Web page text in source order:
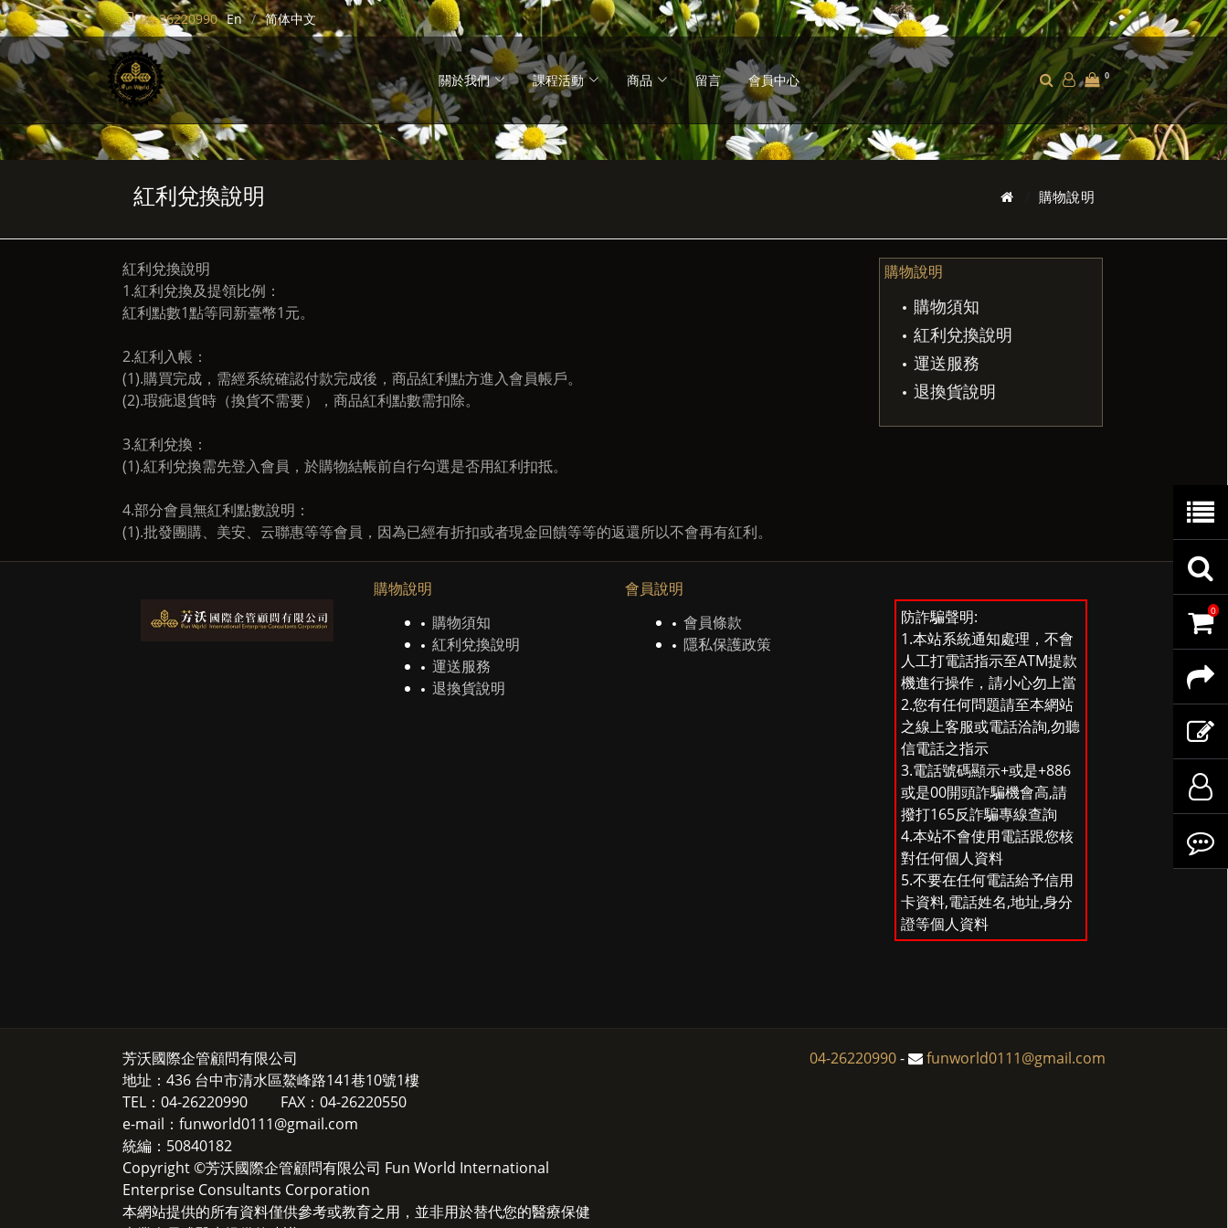
04-26220990 En 简体中文
關於我們 課程活動 商品 留言 會員中心 0
紅利兌換說明 購物說明
紅利兌換說明
1.紅利兌換及提領比例：
紅利點數1點等同新臺幣1元。
2.紅利入帳：
(1).購買完成，需經系統確認付款完成後，商品紅利點方進入會員帳戶。
(2).瑕疵退貨時（換貨不需要），商品紅利點數需扣除。
3.紅利兌換：
(1).紅利兌換需先登入會員，於購物結帳前自行勾選是否用紅利扣抵。
4.部分會員無紅利點數說明：
(1).批發團購、美安、云聯惠等等會員，因為已經有折扣或者現金回饋等等的返還所以不會再有紅利。
購物說明
購物須知
紅利兌換說明
運送服務
退換貨說明
購物說明
購物須知
紅利兌換說明
運送服務
退換貨說明
會員說明
會員條款
隱私保護政策
防詐騙聲明:
1.本站系統通知處理，不會
人工打電話指示至ATM提款
機進行操作，請小心勿上當
2.您有任何問題請至本網站
之線上客服或電話洽詢,勿聽
信電話之指示
3.電話號碼顯示+或是+886
或是00開頭詐騙機會高,請
撥打165反詐騙專線查詢
4.本站不會使用電話跟您核
對任何個人資料
5.不要在任何電話給予信用
卡資料,電話姓名,地址,身分
證等個人資料
芳沃國際企管顧問有限公司
地址：436 台中市清水區鰲峰路141巷10號1樓
TEL：04-26220990 FAX：04-26220550
e-mail：funworld0111@gmail.com
統編：50840182
Copyright ©芳沃國際企管顧問有限公司 Fun World International
Enterprise Consultants Corporation
本網站提供的所有資料僅供參考或教育之用，並非用於替代您的醫療保健
04-26220990- funworld0111@gmail.com
商
錄
查
訂
商
品
物
容
0
分
Line
訂
登
入